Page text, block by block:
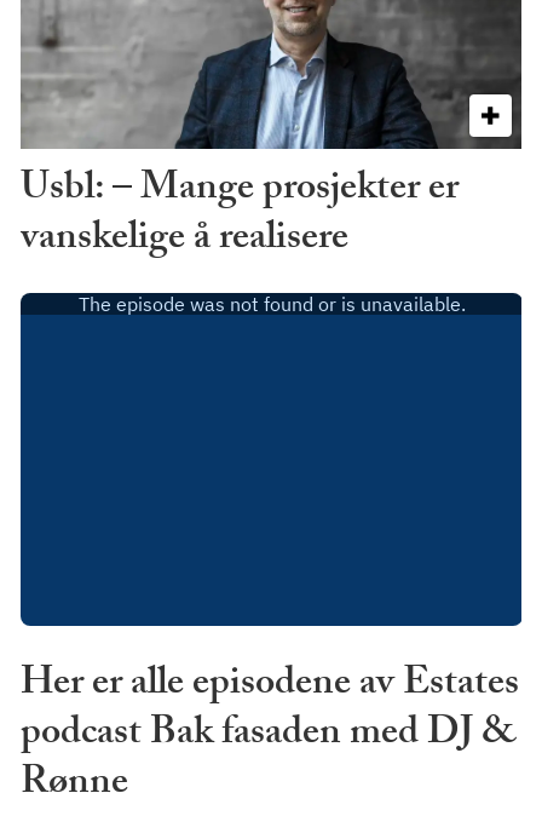
Usbl: – Mange prosjekter er
vanskelige å realisere
Her er alle episodene av Estates
podcast Bak fasaden med DJ &
Rønne